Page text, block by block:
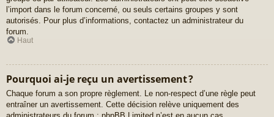
l’import dans le forum concerné, ou seuls certains groupes y sont
autorisés. Pour plus d’informations, contactez un administrateur du
forum.
Haut
Pourquoi ai-je reçu un avertissement ?
Chaque forum a son propre règlement. Le non-respect d’une règle peut
entraîner un avertissement. Cette décision relève uniquement des